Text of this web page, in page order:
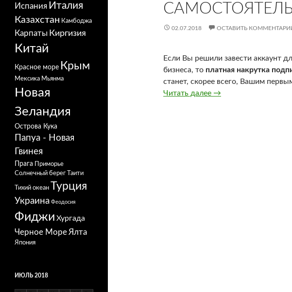
02.07.2018 ОСТАВИТЬ
Если Вы решили завести аккаунт
бизнеса, то платная накрутка
станет, скорее всего, Вашим
Читать далее Раскрутка бизнеса в
→
Испания Италия
Казахстан Камбоджа
Карпаты Киргизия
Китай
Красное море Крым
Мексика Мьянма
Новая
Зеландия
Острова Кука
Папуа - Новая
Гвинея
Прага
Приморье
Солнечный берег
Таити
Тихий океан Турция
Украина Феодосия
Фиджи Хургада
Черное МореЯлта
Япония
ИЮЛЬ 2018